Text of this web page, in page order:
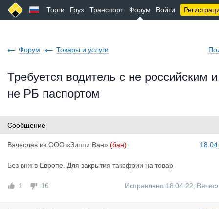
Торги Груз Транспорт Форум Войти
Форум Товары и услуги
Требуется водитель с не российским и
не РБ паспортом
Сообщение
Вячеслав из ООО «Зиппи Ван» (бан)
Без внж в Европе. Для закрытия таксфрии на товар
1 16 Исправлено 18.04.22